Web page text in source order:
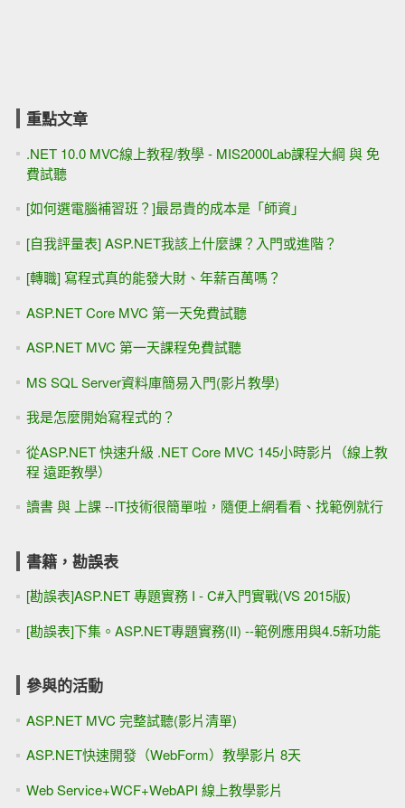
重點文章
.NET 10.0 MVC線上教程/教學 - MIS2000Lab課程大綱 與 免
費試聽
[如何選電腦補習班？]最昂貴的成本是「師資」
[自我評量表] ASP.NET我該上什麼課？入門或進階？
[轉職] 寫程式真的能發大財、年薪百萬嗎？
ASP.NET Core MVC 第一天免費試聽
ASP.NET MVC 第一天課程免費試聽
MS SQL Server資料庫簡易入門(影片教學)
我是怎麼開始寫程式的？
從ASP.NET 快速升級 .NET Core MVC 145小時影片（線上教
程 遠距教學）
讀書 與 上課 --IT技術很簡單啦，隨便上網看看、找範例就行
書籍，勘誤表
[勘誤表]ASP.NET 專題實務 I - C#入門實戰(VS 2015版)
[勘誤表]下集。ASP.NET專題實務(II) --範例應用與4.5新功能
參與的活動
ASP.NET MVC 完整試聽(影片清單)
ASP.NET快速開發（WebForm）教學影片 8天
Web Service+WCF+WebAPI 線上教學影片